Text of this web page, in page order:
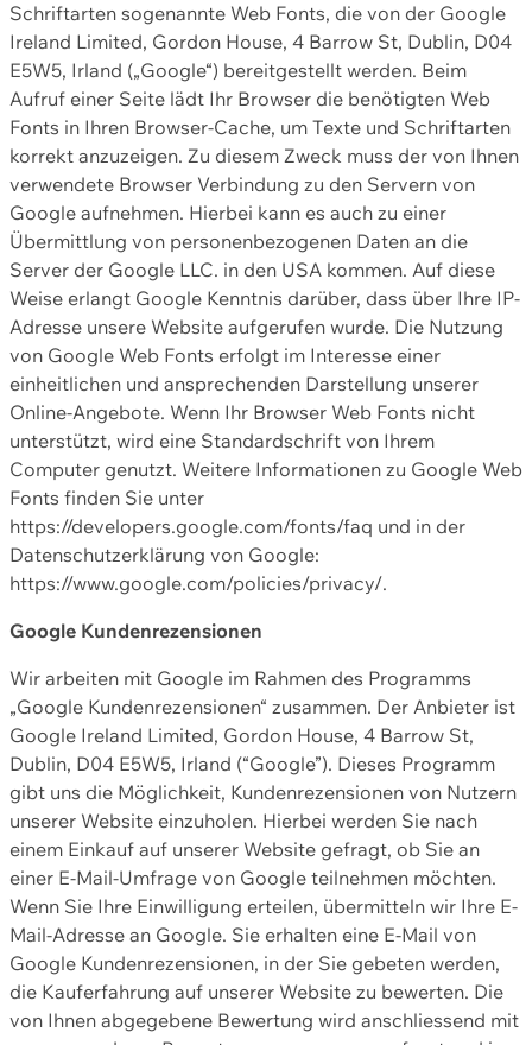
Schriftarten sogenannte Web Fonts, die von der Google
Ireland Limited, Gordon House, 4 Barrow St, Dublin, D04
E5W5, Irland („Google“) bereitgestellt werden. Beim
Aufruf einer Seite lädt Ihr Browser die benötigten Web
Fonts in Ihren Browser-Cache, um Texte und Schriftarten
korrekt anzuzeigen. Zu diesem Zweck muss der von Ihnen
verwendete Browser Verbindung zu den Servern von
Google aufnehmen. Hierbei kann es auch zu einer
Übermittlung von personenbezogenen Daten an die
Server der Google LLC. in den USA kommen. Auf diese
Weise erlangt Google Kenntnis darüber, dass über Ihre IP-
Adresse unsere Website aufgerufen wurde. Die Nutzung
von Google Web Fonts erfolgt im Interesse einer
einheitlichen und ansprechenden Darstellung unserer
Online-Angebote. Wenn Ihr Browser Web Fonts nicht
unterstützt, wird eine Standardschrift von Ihrem
Computer genutzt. Weitere Informationen zu Google Web
Fonts finden Sie unter
https://developers.google.com/fonts/faq und in der
Datenschutzerklärung von Google:
https://www.google.com/policies/privacy/.
Google Kundenrezensionen
Wir arbeiten mit Google im Rahmen des Programms
„Google Kundenrezensionen“ zusammen. Der Anbieter ist
Google Ireland Limited, Gordon House, 4 Barrow St,
Dublin, D04 E5W5, Irland (“Google”). Dieses Programm
gibt uns die Möglichkeit, Kundenrezensionen von Nutzern
unserer Website einzuholen. Hierbei werden Sie nach
einem Einkauf auf unserer Website gefragt, ob Sie an
einer E-Mail-Umfrage von Google teilnehmen möchten.
Wenn Sie Ihre Einwilligung erteilen, übermitteln wir Ihre E-
Mail-Adresse an Google. Sie erhalten eine E-Mail von
Google Kundenrezensionen, in der Sie gebeten werden,
die Kauferfahrung auf unserer Website zu bewerten. Die
von Ihnen abgegebene Bewertung wird anschliessend mit